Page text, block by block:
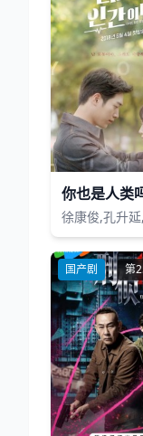
你也是人类
国产剧 第